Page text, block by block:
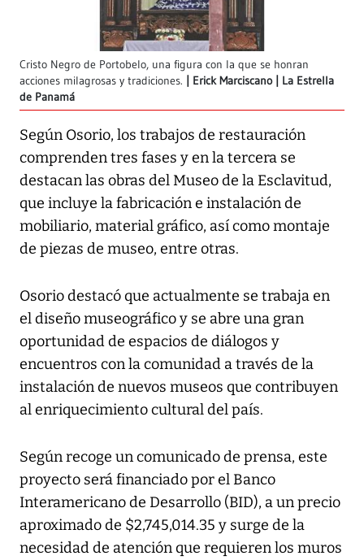
Cristo Negro de Portobelo, una figura con la que se honran
acciones milagrosas y tradiciones.
Erick Marciscano | La Estrella
de Panamá
Según Osorio, los trabajos de restauración
comprenden tres fases y en la tercera se
destacan las obras del Museo de la Esclavitud,
que incluye la fabricación e instalación de
mobiliario, material gráfico, así como montaje
de piezas de museo, entre otras.
Osorio destacó que actualmente se trabaja en
el diseño museográfico y se abre una gran
oportunidad de espacios de diálogos y
encuentros con la comunidad a través de la
instalación de nuevos museos que contribuyen
al enriquecimiento cultural del país.
Según recoge un comunicado de prensa, este
proyecto será financiado por el Banco
Interamericano de Desarrollo (BID), a un precio
aproximado de $2,745,014.35 y surge de la
necesidad de atención que requieren los muros